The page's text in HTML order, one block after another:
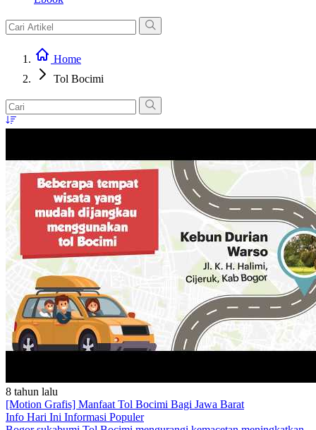
Home
Tol Bocimi
8 tahun lalu
[Motion Grafis] Manfaat Tol Bocimi Bagi Jawa Barat
Info Hari Ini Informasi Populer